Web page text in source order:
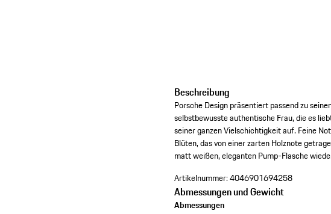
Beschreibung
Porsche Design präsentiert passend zu
selbstbewusste authentische Frau, die es
seiner ganzen Vielschichtigkeit auf. Feine
Blüten, das von einer zarten Holznote
matt weißen, eleganten Pump-Flasche
Artikelnummer:4046901694258
Abmessungen und Gewicht
Abmessungen